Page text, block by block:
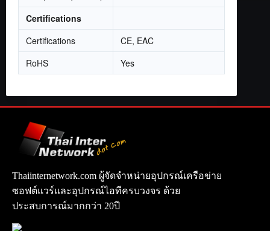
Certifications
Certifications
CE, EAC
RoHS
Yes
Thaiinternetwork.com ผู้จัดจำหน่ายอุปกรณ์เครือข่าย
ซอฟต์แวร์และอุปกรณ์ไอทีครบวงจร ด้วย
ประสบการณ์มากกว่า 20ปี